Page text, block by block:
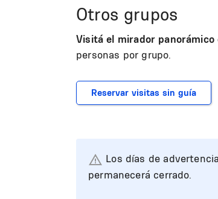
Otros grupos
Visitá el mirador
personas por grupo.
Reservar visitas sin guía
Los días de
permanecerá cerrado.